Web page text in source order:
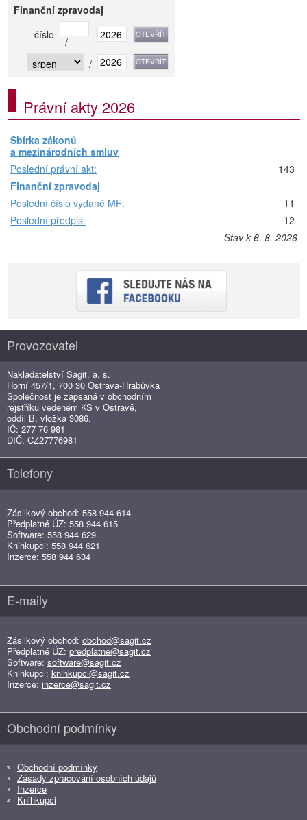
Finanční zpravodaj
číslo
/
/
Právní akty 2026
Sbírka zákonů
a mezinárodních smluv
Poslední právní akt:
143
Finanční zpravodaj
Poslední číslo vydané MF:
11
Poslední předpis:
12
Stav k 6. 8. 2026
Provozovatel
Nakladatelství Sagit, a. s.
Horní 457/1, 700 30 Ostrava-Hrabůvka
Společnost je zapsaná v obchodním
rejstříku vedeném KS v Ostravě,
oddíl B, vložka 3086.
IČ: 277 76 981
DIČ: CZ27776981
Telefony
Zásilkový obchod: 558 944 614
Předplatné ÚZ: 558 944 615
Software: 558 944 629
Knihkupci: 558 944 621
Inzerce: 558 944 634
E-maily
Zásilkový obchod: obchod@sagit.cz
Předplatné ÚZ: predplatne@sagit.cz
Software: software@sagit.cz
Knihkupci: knihkupci@sagit.cz
Inzerce: inzerce@sagit.cz
Obchodní podmínky
Obchodní podmínky
Zásady zpracování osobních údajů
Inzerce
Knihkupci